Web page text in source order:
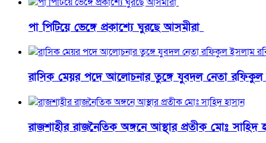
পা পিটিয়ে ভেঙ্গে প্রকাশ্যে ঘুরছে আসমীরা
রাসিক মেয়র পদে আলোচনার তুঙ্গে যুবদল নেতা রফিকুল
রাজশাহীর রাজনৈতিক অঙ্গনে আস্থার প্রতীক মোঃ সাহিদ